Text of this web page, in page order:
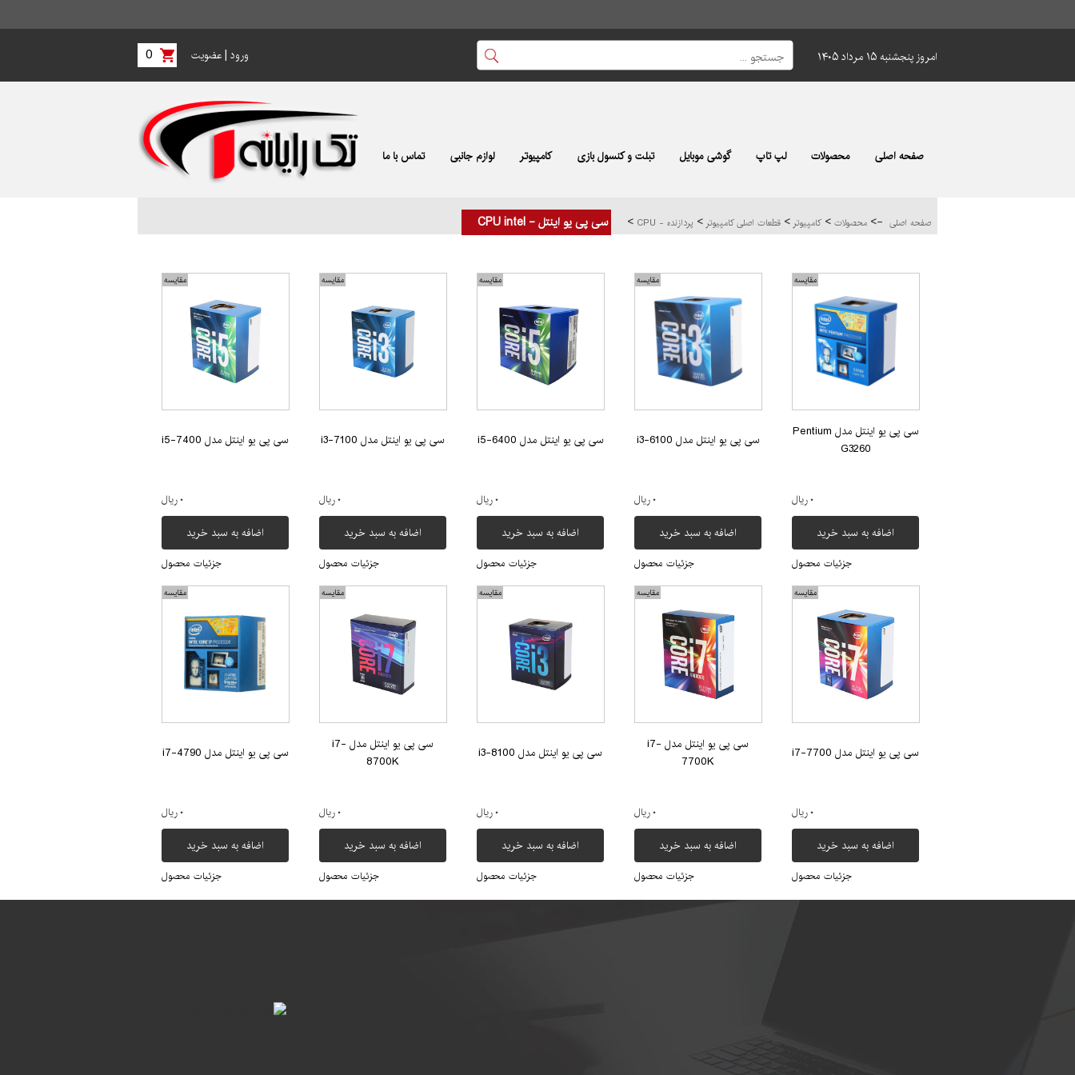
امروز پنجشنبه ۱۵ مرداد ۱۴۰۵ 0 ورود |عضویت
صفحه اصلی محصولات لپ تاپ گوشی موبایل تبلت و کنسول بازی کامپیوتر لوازم جانبی تماس با ما
صفحه اصلی -> محصولات > کامپیوتر > قطعات اصلی کامپیوتر > پردازنده - CPU > سی پی یو اینتل - CPU intel
مقایسه
سی پی یو اینتل مدل Pentium
G3260
۰ ریال
اضافه به سبد خرید
جزئیات محصول
مقایسه
سی پی یو اینتل مدل i3-6100
۰ ریال
اضافه به سبد خرید
جزئیات محصول
مقایسه
سی پی یو اینتل مدل i5-6400
۰ ریال
اضافه به سبد خرید
جزئیات محصول
مقایسه
سی پی یو اینتل مدل i3-7100
۰ ریال
اضافه به سبد خرید
جزئیات محصول
مقایسه
سی پی یو اینتل مدل i5-7400
۰ ریال
اضافه به سبد خرید
جزئیات محصول
مقایسه
سی پی یو اینتل مدل i7-7700
۰ ریال
اضافه به سبد خرید
جزئیات محصول
مقایسه
سی پی یو اینتل مدل i7-
7700K
۰ ریال
اضافه به سبد خرید
جزئیات محصول
مقایسه
سی پی یو اینتل مدل i3-8100
۰ ریال
اضافه به سبد خرید
جزئیات محصول
مقایسه
سی پی یو اینتل مدل i7-
8700K
۰ ریال
اضافه به سبد خرید
جزئیات محصول
مقایسه
سی پی یو اینتل مدل i7-4790
۰ ریال
اضافه به سبد خرید
جزئیات محصول